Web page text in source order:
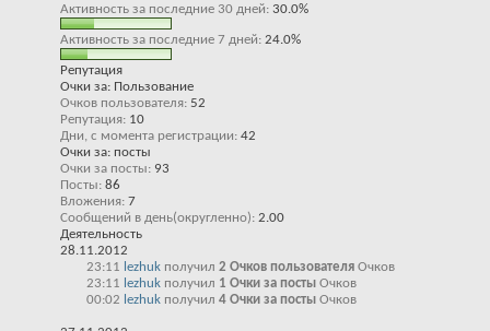
Активность за последние 30 дней 30.0%
Активность за последние 7 дней 24.0%
Репутация
Очки за: Пользование
Очков пользователя 52
Репутация 10
Дни, с момента регистрации 42
Очки за: посты
Очки за посты
93
Посты 86
Вложения 7
Сообщений в день(округленно) 2.00
Деятельность
28.11.2012
23:11 lezhuk получил 2 Очков пользователя Очков
23:11 lezhuk получил 1 Очки за посты Очков
00:02 lezhuk получил 4 Очки за посты Очков